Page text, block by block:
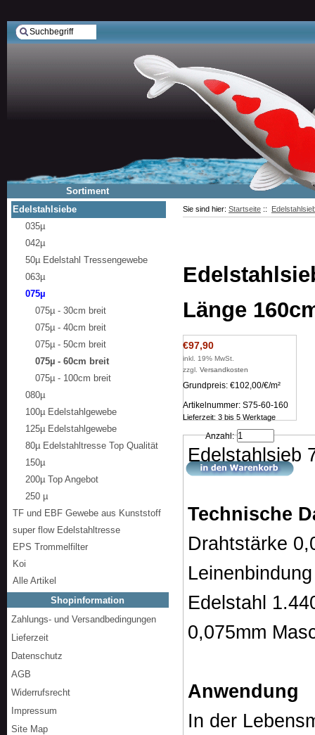
Sie sind hier: Startseite ::
Länge
€97,90
inkl. 19% MwSt.
zzgl. Versandkosten
Grundpreis: €102,00/€/m²
Artikelnummer: S75-60-160
Lieferzeit: 3 bis 5 Werktage
Anzahl:
Edelstahlsieb
Technische
Drahtstärke
Leinenbindung
Edelstahl
0,075mm
In der
Sortiment
Edelstahlsiebe
035µ
042µ
50µ Edelstahl Tressengewebe
063µ
075µ
075µ - 30cm breit
075µ - 40cm breit
075µ - 50cm breit
075µ - 60cm breit
075µ - 100cm breit
080µ
100µ Edelstahlgewebe
125µ Edelstahlgewebe
80µ Edelstahltresse Top Qualität
150µ
200µ Top Angebot
250 µ
TF und EBF Gewebe aus Kunststoff
super flow Edelstahltresse
EPS Trommelfilter
Koi
Alle Artikel
Shopinformation
Zahlungs- und Versandbedingungen
Lieferzeit
Datenschutz
AGB
Widerrufsrecht
Impressum
Site Map